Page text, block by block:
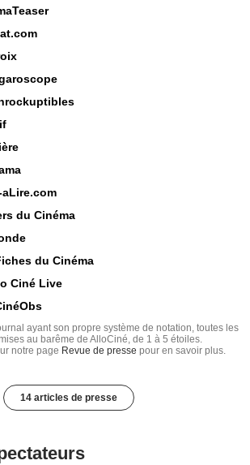
aLire.com
du Cinéma
du Cinéma
Ciné Live
ayant son propre système de notation, toutes les
au barême de AlloCiné, de 1 à 5 étoiles.
notre page Revue de presse pour en savoir plus.
14 articles de presse